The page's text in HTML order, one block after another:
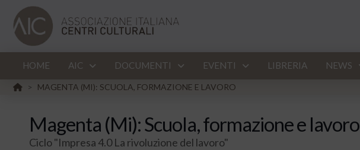
HOME AIC DOCUMENTI EVENTI LIBRERIA NEWS
HOME
> MAGENTA (MI): SCUOLA, FORMAZIONE E LAVORO
Magenta (Mi): Scuola, formazione e lavoro
Ciclo "Impresa 4.0 La rivoluzione del lavoro"